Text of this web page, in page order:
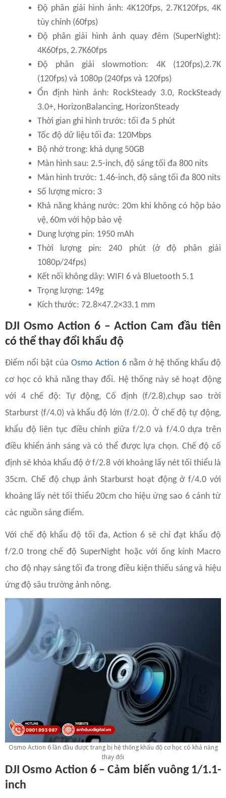
Độ phân giải hình ảnh: 4K120fps, 2.7K120fps, 4K
tùy chỉnh (60fps)
Độ phân giải hình ảnh quay đêm (SuperNight):
4K60fps, 2.7K60fps
Độ phân giải slowmotion: 4K (120fps),2.7K
(120fps) và 1080p (240fps và 120fps)
Ổn định hình ảnh: RockSteady 3.0, RockSteady
3.0+, HorizonBalancing, HorizonSteady
Thời gian ghi hình trước: tối đa 5 phút
Tốc độ dữ liệu tối đa: 120Mbps
Bộ nhớ trong: khả dụng 50GB
Màn hình sau: 2.5-inch, độ sáng tối đa 800 nits
Màn hình trước: 1.46-inch, độ sáng tối đa 800 nits
Số lượng micro: 3
Khả năng kháng nước: 20m khi không có hộp bảo
vệ, 60m với hộp bảo vệ
Dung lượng pin: 1950 mAh
Thời lượng pin: 240 phút (ở độ phân giải
1080p/24fps)
Kết nối không dây: WIFI 6 và Bluetooth 5.1
Trọng lượng: 149g
Kích thước: 72.8×47.2×33.1 mm
DJI Osmo Action 6 – Action Cam đầu tiên
có thể thay đổi khẩu độ
Điểm nổi bật củaOsmo Action 6nằm ở hệ thống khẩu độ
cơ học có khả năng thay đổi. Hệ thống này sẽ hoạt động
với 4 chế độ: Tự động, Cố định (f/2.8),chụp sao trời
Starburst (f/4.0) và khẩu độ lớn (f/2.0). Ở chế độ tự động,
khẩu độ liên tục điều chỉnh giữa f/2.0 và f/4.0 dựa trên
điều khiển ánh sáng và có thể được lựa chọn. Chế độ cố
định sẽ khóa khẩu độ ở f/2.8 với khoảng lấy nét tối thiểu là
35cm. Chế độ chụp ảnh Starburst hoạt động ở f/4.0 với
khoảng lấy nét tối thiểu 20cm cho hiệu ứng sao 6 cánh từ
các nguồn sáng điểm.
Với chế độ khẩu độ tối đa, Action 6 sẽ chỉ đạt khẩu độ
f/2.0 trong chế độ SuperNight hoặc với ống kính Macro
cho độ nhạy sáng tối đa trong điều kiện thiếu sáng và hiệu
ứng độ sâu trường ảnh nông.
Osmo Action 6 lần đầu được trang bị hệ thống khẩu độ cơ học có khả năng
thay đổi
DJI Osmo Action 6 – Cảm biến vuông 1/1.1-
inch